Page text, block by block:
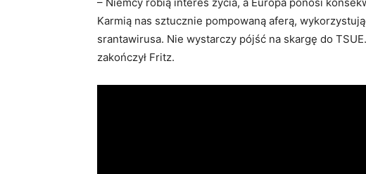
Karmią nas sztucznie pompowaną aferą,
srantawirusa. Nie wystarczy pójść na skargę do
zakończył Fritz.